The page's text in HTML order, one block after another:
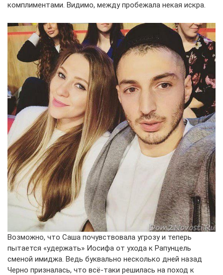
комплиментами. Видимо, между пробежала некая искра.
Возможно, что Саша почувствовала угрозу и теперь
пытается «удержать» Иосифа от ухода к Рапунцель
сменой имиджа. Ведь буквально несколько дней назад
Черно призналась, что всё-таки решилась на поход к